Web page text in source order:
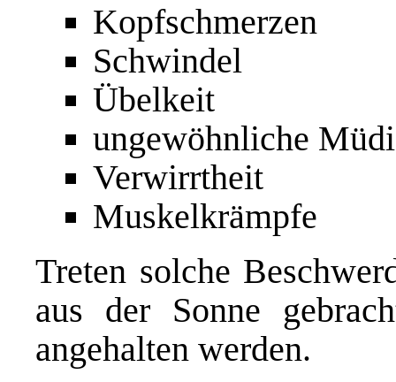
Kopfschmerzen
Schwindel
Übelkeit
ungewöhnliche
Verwirrtheit
Muskelkrämpfe
Treten solche
aus der Sonne
angehalten werden.